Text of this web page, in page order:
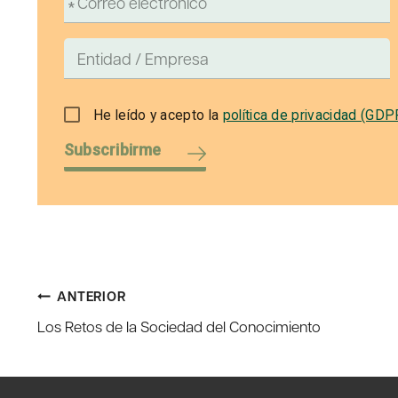
He leído y acepto la política de privacidad
Subscribirme
Navegación
de
ANTERIOR
Los Retos de la Sociedad del Conocimiento